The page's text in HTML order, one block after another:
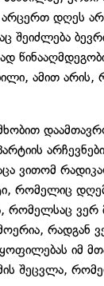
არცერთ დღეს
ამით არის,
ვითომ
რომელიც
რომელსაც
რადგან
იმ
შეცვლა,